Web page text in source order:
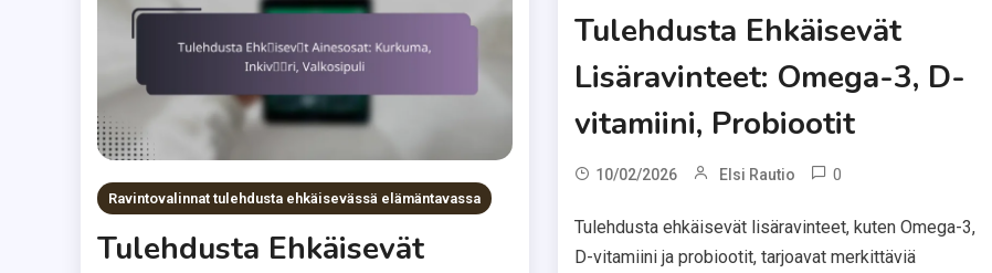
Ravintovalinnat tulehdusta ehkäisevässä elämäntavassa
Tulehdusta Ehkäisevät
Tulehdusta Ehkäisevät
Lisäravinteet: Omega-3, D-
vitamiini, Probiootit
10/02/2026 Elsi Rautio 0
Tulehdusta ehkäisevät lisäravinteet, kuten Omega-3,
D-vitamiini ja probiootit, tarjoavat merkittäviä